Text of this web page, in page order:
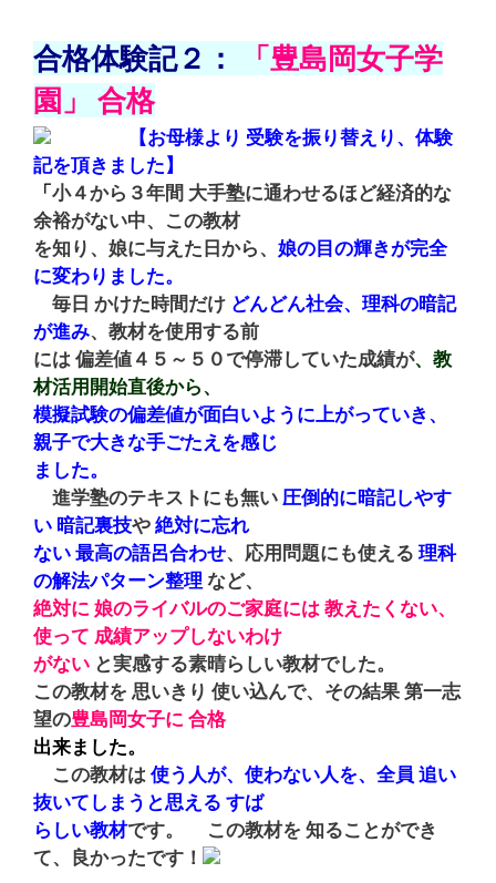
合格体験記２：
「豊島岡女子学
園」 合格
【お母様より 受験を振り替えり、体験
記を頂きました】
「 小４から３年間 大手塾に通わせるほど経済的な
余裕がない中、この教材
を知り、娘に与えた日から、 娘の目の輝きが完全
に変わりました。
毎日 かけた時間だけ どんどん社会、理科の暗記
が進み、教材を使用する前
には 偏差値４５～５０で停滞していた成績が、 教
材活用 開始直後から、
模擬試験の偏差値が面白いように上がっていき、
親子で大きな手ごたえを感じ
ました。
進学塾のテキストにも無い 圧倒的に暗記しやす
い 暗記裏技や 絶対に忘れ
ない 最高の語呂合わせ、応用問題にも使える 理科
の解法パターン整理 など、
絶対に 娘のライバルのご家庭には 教えたくない、
使って 成績アップしないわけ
がない と実感する素晴らしい教材でした。
この教材を 思いきり 使い込んで、その結果 第一志
望の豊島岡女子に 合格
出来ました。
この教材は 使う人が、使わない人を、全員 追い
抜いて しまうと思える すば
らしい教材です。 この教材を 知ることができ
て、良かったです！